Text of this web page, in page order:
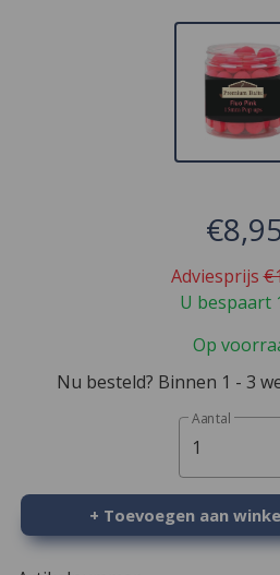
Adviesprijs
U bespaart
Op
Nu besteld? Binnen 1 - 3
Aantal
1
+ Toevoegen aan